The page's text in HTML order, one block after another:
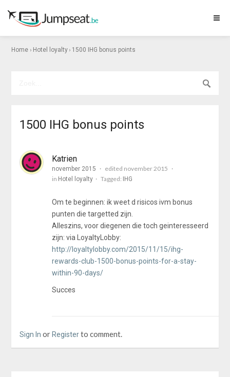
Home › Hotel loyalty › 1500 IHG bonus points
1500 IHG bonus points
Katrien
november 2015
edited november 2015
in Hotel loyalty Tagged: IHG
Om te beginnen: ik weet d risicos ivm bonus
punten die targetted zijn.
Alleszins, voor diegenen die toch geinteresseerd
zijn: via LoyaltyLobby:
http://loyaltylobby.com/2015/11/15/ihg-
rewards-club-1500-bonus-points-for-a-stay-
within-90-days/
Succes
Sign In orRegisterto comment.